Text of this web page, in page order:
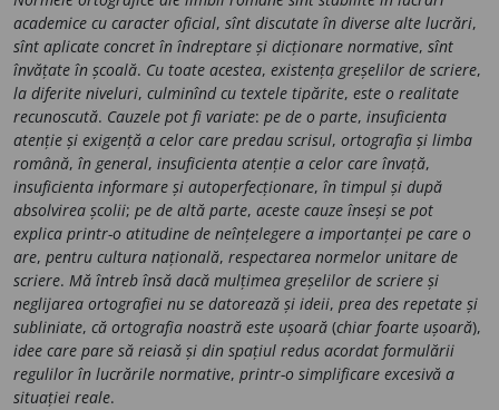
academice cu caracter oficial, sînt discutate în diverse alte lucrări,
sînt aplicate concret în îndreptare și dicționare normative, sînt
învățate în școală. Cu toate acestea, existența greșelilor de scriere,
la diferite niveluri, culminînd cu textele tipărite, este o realitate
recunoscută. Cauzele pot fi variate: pe de o parte, insuficienta
atenție și exigență a celor care predau scrisul, ortografia și limba
română, în general, insuficienta atenție a celor care învață,
insuficienta informare și autoperfecționare, în timpul și după
absolvirea școlii; pe de altă parte, aceste cauze înseși se pot
explica printr-o atitudine de neînțelegere a importanței pe care o
are, pentru cultura națională, respectarea normelor unitare de
scriere. Mă întreb însă dacă mulțimea greșelilor de scriere și
neglijarea ortografiei nu se datorează și ideii, prea des repetate și
subliniate, că ortografia noastră este ușoară (chiar foarte ușoară),
idee care pare să reiasă și din spațiul redus acordat formulării
regulilor în lucrările normative, printr-o simplificare excesivă a
situației reale.